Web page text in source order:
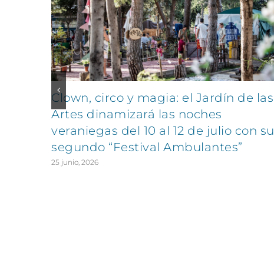
Clown, circo y magia: el Jardín de las
Artes dinamizará las noches
veraniegas del 10 al 12 de julio con su
segundo “Festival Ambulantes”
25 junio, 2026